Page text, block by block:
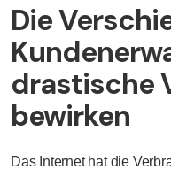
Die
drastische
bewirken
Das Internet hat die